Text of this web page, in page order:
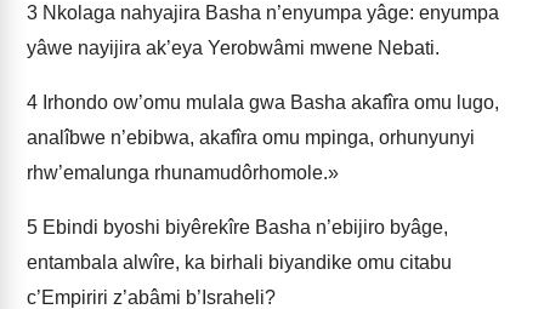
3 Nkolaga nahyajira Basha n’enyumpa yâge: enyumpa
yâwe nayijira ak’eya Yerobwâmi mwene Nebati.
4 Irhondo ow’omu mulala gwa Basha akafîra omu lugo,
analîbwe n’ebibwa, akafîra omu mpinga, orhunyunyi
rhw’emalunga rhunamudôrhomole.»
5 Ebindi byoshi biyêrekîre Basha n’ebijiro byâge,
entambala alwîre, ka birhali biyandike omu citabu
c’Empiriri z’abâmi b’Israheli?